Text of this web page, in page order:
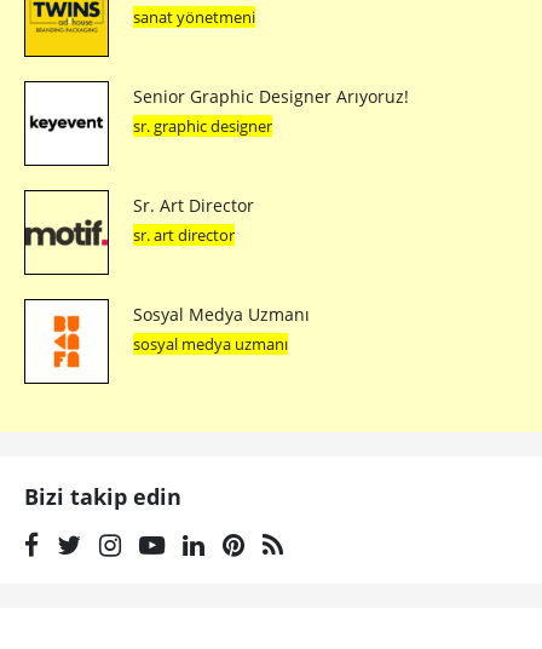
sanat yönetmeni
Senior Graphic Designer Arıyoruz!
sr. graphic designer
Sr. Art Director
sr. art director
Sosyal Medya Uzmanı
sosyal medya uzmanı
Bizi takip edin